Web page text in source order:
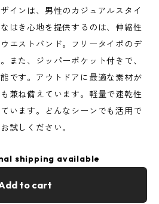
インは、男性のカジュアルスタイ
はき心地を提供するのは、伸縮性
エストバンド。フリータイポのデ
また、ジッパーポケット付きで、
です。アウトドアに最適な素材が
兼ね備えています。軽量で速乾性
います。どんなシーンでも活用で
試しください。
shipping available
to cart